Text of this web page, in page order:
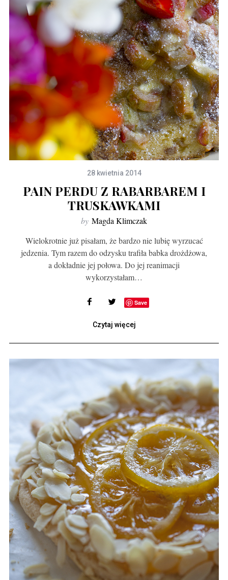
28 kwietnia 2014
PAIN PERDU Z RABARBAREM I
TRUSKAWKAMI
by Magda Klimczak
Wielokrotnie już pisałam, że bardzo nie lubię wyrzucać
jedzenia. Tym razem do odzysku trafiła babka drożdżowa,
a dokładnie jej połowa. Do jej reanimacji
wykorzystałam…
Save
Czytaj więcej